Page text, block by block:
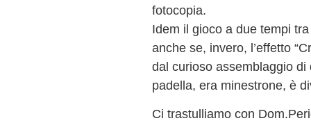
fotocopia.
Idem il gioco a due tempi
anche se, invero, l’effetto
dal curioso assemblaggio
padella, era minestrone, è
Ci trastulliamo con